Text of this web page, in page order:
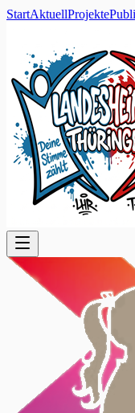
StartAktuellProjekte